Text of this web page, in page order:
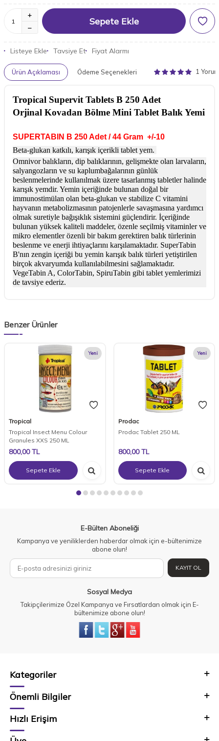
Sepete Ekle
Listeye Ekle Tavsiye Et Fiyat Alarmı
Ürün Açıklaması Ödeme Seçenekleri 1 Yorum
Tropical Supervit Tablets B 250 Adet
Orjinal Kovadan Bölme Mini Tablet Balık Yemi
SUPERTABIN B 250 Adet / 44 Gram +/-10
Beta-glukan katkılı, karışık içerikli tablet yem.
Omnivor balıkların, dip balıklarının, gelişmekte olan larvaların,
salyangozların ve su kaplumbağalarının günlük
beslenmelerinde kullanılmak üzere tasarlanmış tabletler halinde
karışık yemdir. Yemin içeriğinde bulunan doğal bir
immunostimülan olan beta-glukan ve stabilize C vitamini
hayvanın metabolizmasının patojenlerle savaşmasına yardımcı
olmak suretiyle bağışıklık sistemini güçlendirir. İçeriğinde
bulunan yüksek kaliteli maddeler, özenle seçilmiş vitaminler ve
mikro elementler özenli bir bakım gerektiren balık türlerinin
beslenme ve enerji ihtiyaçlarını karşılamaktadır. SuperTabin
B'nın zengin içeriği bu yemin karışık balık türleri yetiştirilen
birçok akvaryumda kullanılabilmesini sağlamaktadır.
VegeTabin A, ColorTabin, SpiruTabin gibi tablet yemlerimizi
de tavsiye ederiz.
Benzer Ürünler
Yeni
Tropical
Tropical Insect Menu Colour
Granules XXS 250 ML
800,00TL
Sepete Ekle
Yeni
Prodac
Prodac Tablet 250 ML
800,00TL
Sepete Ekle
E-Bülten Aboneliği
Kampanya ve yeniliklerden haberdar olmak için e-bültenimize
abone olun!
KAYIT OL
Sosyal Medya
Takipçilerimize Özel Kampanya ve Fırsatlardan olmak için E-
bültenimize abone olun!
Kategoriler
Önemli Bilgiler
Hızlı Erişim